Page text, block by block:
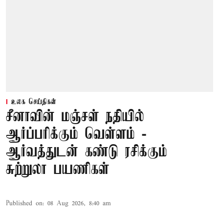
உலக செய்திகள்
சீனாவின் மஞ்சள் நதியில்
ஆர்ப்பரிக்கும் வெள்ளம் -
ஆர்வத்துடன் கண்டு ரசிக்கும்
சுற்றுலா பயணிகள்
Published on: 08 Aug 2026, 8:40 am